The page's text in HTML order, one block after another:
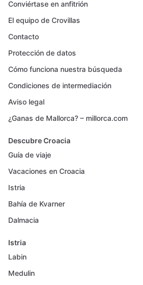
Conviértase en anfitrión
El equipo de Crovillas
Contacto
Protección de datos
Cómo funciona nuestra búsqueda
Condiciones de intermediación
Aviso legal
¿Ganas de Mallorca? – millorca.com
Descubre Croacia
Guía de viaje
Vacaciones en Croacia
Istria
Bahía de Kvarner
Dalmacia
Istria
Labin
Medulin